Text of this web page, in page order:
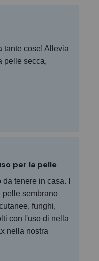
solfati
a lunga
che
e privi
tante cose! Allevia
pelle secca,
per la pelle
tenere in casa. I
pelle sembrano
funghi,
con l'uso di nella
nella nostra